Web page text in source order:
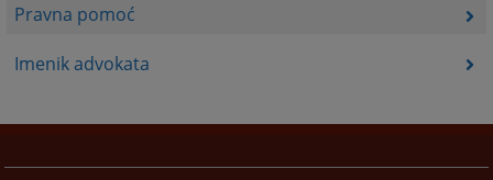
Pravna pomoć
Imenik advokata